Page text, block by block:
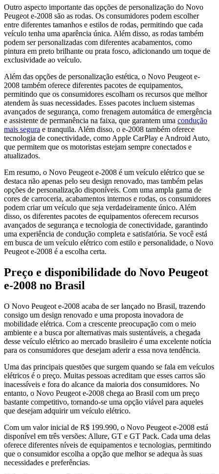
Outro aspecto importante das opções de personalização do Novo
Peugeot e-2008 são as rodas. Os consumidores podem escolher
entre diferentes tamanhos e estilos de rodas, permitindo que cada
veículo tenha uma aparência única. Além disso, as rodas também
podem ser personalizadas com diferentes acabamentos, como
pintura em preto brilhante ou prata fosco, adicionando um toque de
exclusividade ao veículo.
Além das opções de personalização estética, o Novo Peugeot e-
2008 também oferece diferentes pacotes de equipamentos,
permitindo que os consumidores escolham os recursos que melhor
atendem às suas necessidades. Esses pacotes incluem sistemas
avançados de segurança, como frenagem automática de emergência
e assistente de permanência na faixa, que garantem uma condução
mais segura e tranquila. Além disso, o e-2008 também oferece
tecnologia de conectividade, como Apple CarPlay e Android Auto,
que permitem que os motoristas estejam sempre conectados e
atualizados.
Em resumo, o Novo Peugeot e-2008 é um veículo elétrico que se
destaca não apenas pelo seu design renovado, mas também pelas
opções de personalização disponíveis. Com uma ampla gama de
cores de carroceria, acabamentos internos e rodas, os consumidores
podem criar um veículo que seja verdadeiramente único. Além
disso, os diferentes pacotes de equipamentos oferecem recursos
avançados de segurança e tecnologia de conectividade, garantindo
uma experiência de condução completa e satisfatória. Se você está
em busca de um veículo elétrico com estilo e personalidade, o Novo
Peugeot e-2008 é a escolha certa.
Preço e disponibilidade do Novo Peugeot
e-2008 no Brasil
O Novo Peugeot e-2008 acaba de ser lançado no Brasil, trazendo
consigo um design renovado e uma proposta inovadora de
mobilidade elétrica. Com a crescente preocupação com o meio
ambiente e a busca por alternativas mais sustentáveis, a chegada
desse veículo elétrico ao mercado brasileiro é uma excelente notícia
para os consumidores que desejam aderir a essa nova tendência.
Uma das principais questões que surgem quando se fala em veículos
elétricos é o preço. Muitas pessoas acreditam que esses carros são
inacessíveis e fora do alcance da maioria dos consumidores. No
entanto, o Novo Peugeot e-2008 chega ao Brasil com um preço
bastante competitivo, tornando-se uma opção viável para aqueles
que desejam adquirir um veículo elétrico.
Com um valor inicial de R$ 199.990, o Novo Peugeot e-2008 está
disponível em três versões: Allure, GT e GT Pack. Cada uma delas
oferece diferentes níveis de equipamentos e tecnologias, permitindo
que o consumidor escolha a opção que melhor se adequa às suas
necessidades e preferências.